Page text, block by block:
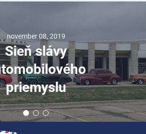
november 08, 2019
Sieň slávy
priemyslu